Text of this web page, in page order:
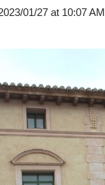
01/27 at 10:07 AM